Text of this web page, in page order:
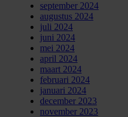
september 2024
augustus 2024
juli 2024
juni 2024
mei 2024
april 2024
maart 2024
februari 2024
januari 2024
december 2023
november 2023